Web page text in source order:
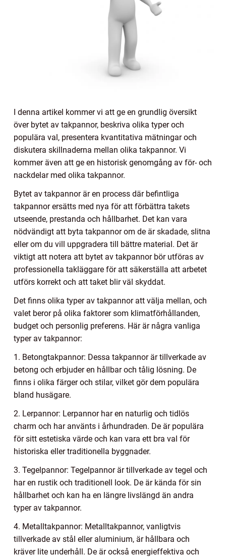
I denna artikel kommer vi att ge en grundlig översikt
över bytet av takpannor, beskriva olika typer och
populära val, presentera kvantitativa mätningar och
diskutera skillnaderna mellan olika takpannor. Vi
kommer även att ge en historisk genomgång av för- och
nackdelar med olika takpannor.
Bytet av takpannor är en process där befintliga
takpannor ersätts med nya för att förbättra takets
utseende, prestanda och hållbarhet. Det kan vara
nödvändigt att byta takpannor om de är skadade, slitna
eller om du vill uppgradera till bättre material. Det är
viktigt att notera att bytet av takpannor bör utföras av
professionella takläggare för att säkerställa att arbetet
utförs korrekt och att taket blir väl skyddat.
Det finns olika typer av takpannor att välja mellan, och
valet beror på olika faktorer som klimatförhållanden,
budget och personlig preferens. Här är några vanliga
typer av takpannor:
1. Betongtakpannor: Dessa takpannor är tillverkade av
betong och erbjuder en hållbar och tålig lösning. De
finns i olika färger och stilar, vilket gör dem populära
bland husägare.
2. Lerpannor: Lerpannor har en naturlig och tidlös
charm och har använts i århundraden. De är populära
för sitt estetiska värde och kan vara ett bra val för
historiska eller traditionella byggnader.
3. Tegelpannor: Tegelpannor är tillverkade av tegel och
har en rustik och traditionell look. De är kända för sin
hållbarhet och kan ha en längre livslängd än andra
typer av takpannor.
4. Metalltakpannor: Metalltakpannor, vanligtvis
tillverkade av stål eller aluminium, är hållbara och
kräver lite underhåll. De är också energieffektiva och